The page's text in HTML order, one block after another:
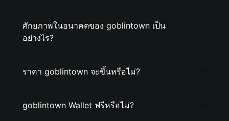
ศักยภาพในอนาคตของ goblintown เป็น
อย่างไร?
ราคา goblintown จะขึ้นหรือไม่?
goblintown Wallet ฟรีหรือไม่?